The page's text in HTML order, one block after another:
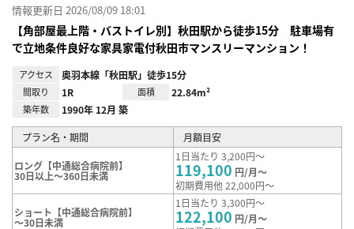
情報更新日 2026/08/09 18:01
【角部屋最上階・バストイレ別】秋田駅から徒歩15分 駐車場有
で立地条件良好な家具家電付秋田市マンスリーマンション！
アクセス 奥羽本線「秋田駅」徒歩15分
間取り 1R 面積 22.84m²
築年数 1990年 12月 築
プラン名・期間 月額目安
ロング【中通総合病院前】
30日以上～360日未満
1日当たり 3,200円～
119,100 円/月～
初期費用他 22,000円～
ショート【中通総合病院前】
～30日未満
1日当たり 3,300円～
122,100 円/月～